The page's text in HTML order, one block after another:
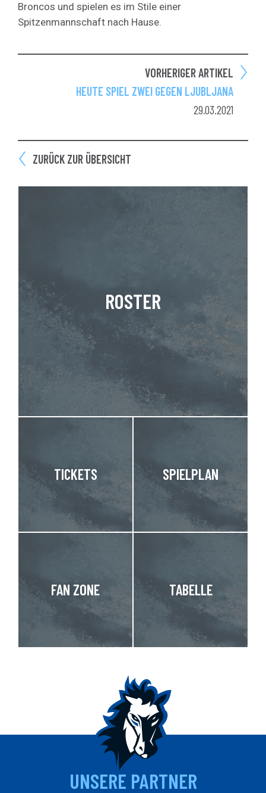
Broncos und spielen es im Stile einer
Spitzenmannschaft nach Hause.
VORHERIGER ARTIKEL
HEUTE SPIEL ZWEI GEGEN LJUBLJANA
29.03.2021
ZURÜCK ZUR ÜBERSICHT
ROSTER
TICKETS SPIELPLAN
FAN ZONE TABELLE
UNSERE PARTNER